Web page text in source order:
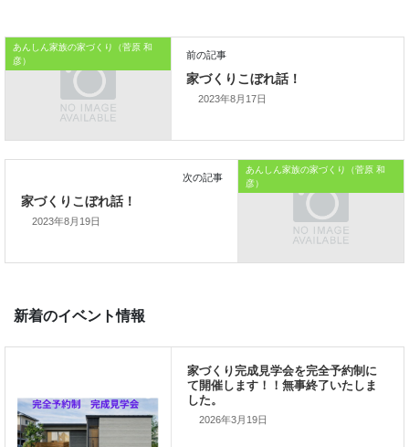
おうちのはなしからでした
では、では。
「家づくりを通じて、
ご家族が幸せになるお手伝いをする」
私の使命です。
あんしん家族の家づくり（菅原 和
彦）
前の記事
家づくりこぼれ話！
2023年8月17日
あんしん家族の家づくり（菅原 和
彦）
2023年8月19日
2026年3月19日